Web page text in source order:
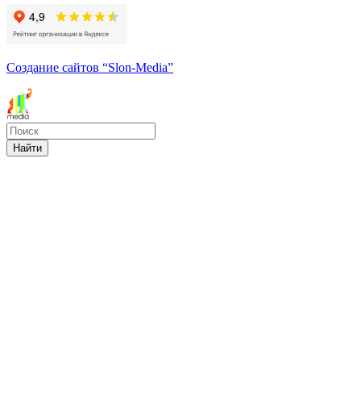
Создание сайтов “Slon-Media”
Найти